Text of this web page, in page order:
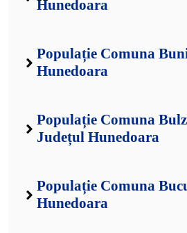
Hunedoara
Populație Comuna
Hunedoara
Populație Comuna
Județul Hunedoara
Populație Comuna
Hunedoara